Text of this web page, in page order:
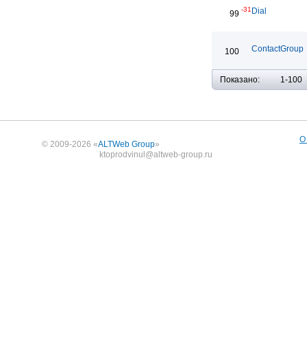
99 -31 Dial
100 ContactGroup
Показано: 1-100
© 2009-2026 «ALTWeb Group»
ktoprodvinul@altweb-group.ru
О